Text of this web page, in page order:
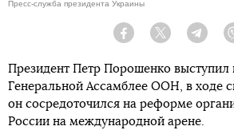
Пресс-служба президента Украины
Facebook Twitter
Президент Петр Порошенко выступил
Генеральной Ассамблее ООН, в ходе
он сосредоточился на реформе
России на международной арене.